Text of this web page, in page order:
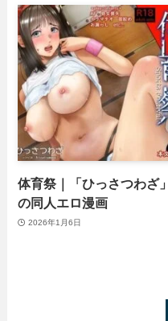
体育祭｜「ひっさつわざ」
の同人エロ漫画
2026年1月6日